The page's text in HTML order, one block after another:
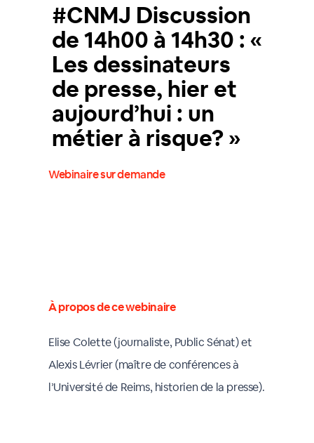
#CNMJ Discussion
de 14h00 à 14h30 : «
Les dessinateurs
de presse, hier et
aujourd’hui : un
métier à risque? »
Webinaire sur demande
À propos de ce webinaire
Elise Colette (journaliste, Public Sénat) et
Alexis Lévrier (maître de conférences à
l’Université de Reims, historien de la presse).